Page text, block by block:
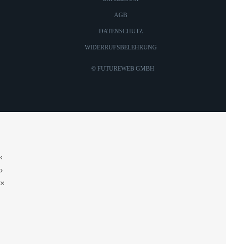
AGB
DATENSCHUTZ
WIDERRUFSBELEHRUNG
© FUTUREWEB GMBH
‹
›
×